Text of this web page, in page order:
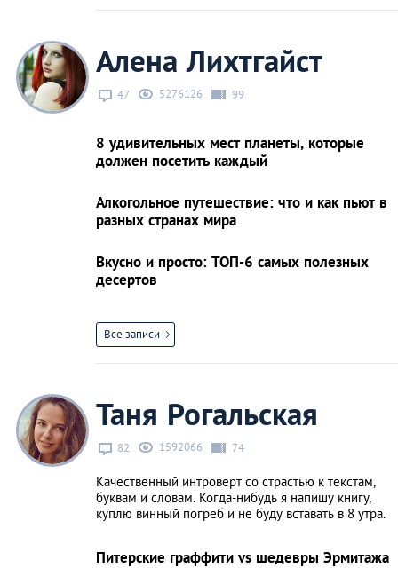
Алена Лихтгайст
47 5276126 99
8 удивительных мест планеты, которые
должен посетить каждый
Алкогольное путешествие: что и как пьют в
разных странах мира
Вкусно и просто: ТОП-6 самых полезных
десертов
Все записи
Таня Рогальская
82 1592066 74
Качественный интроверт со страстью к текстам,
буквам и словам. Когда-нибудь я напишу книгу,
куплю винный погреб и не буду вставать в 8 утра.
Питерские граффити vs шедевры Эрмитажа